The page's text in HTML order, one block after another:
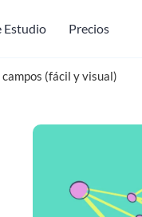
Estudio Precios
(fácil y visual)